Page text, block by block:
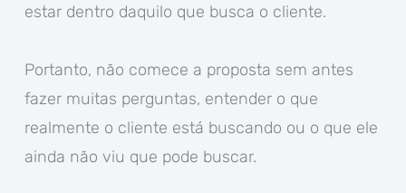
estar dentro daquilo que busca o cliente.
Portanto, não comece a proposta sem antes
fazer muitas perguntas, entender o que
realmente o cliente está buscando ou o que ele
ainda não viu que pode buscar.